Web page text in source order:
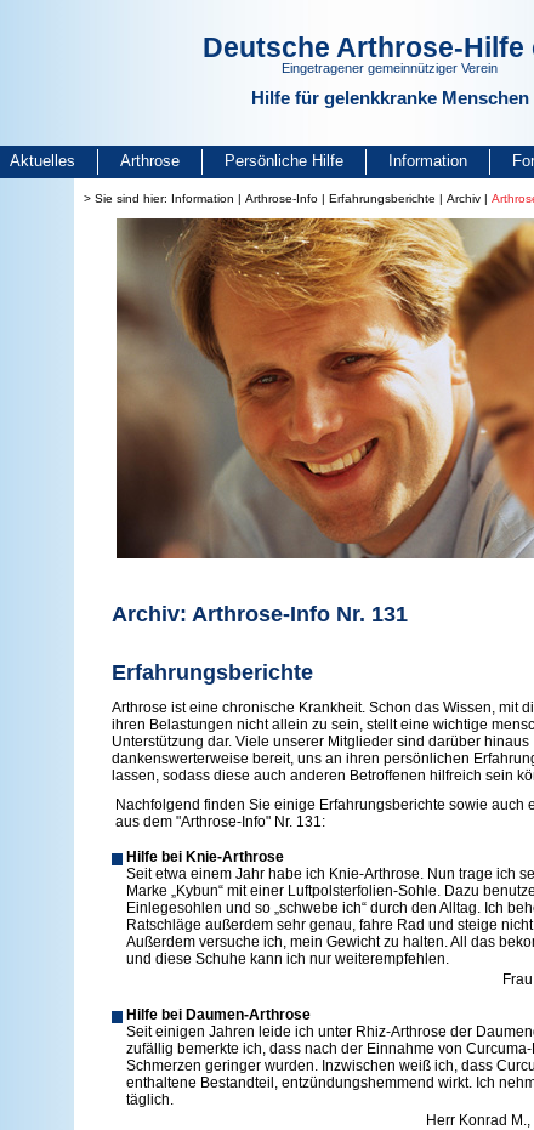
Deutsche Arthrose-Hilfe
Eingetragener gemeinnütziger Verein
Hilfe für gelenkkranke Menschen
Aktuelles Arthrose Persönliche Hilfe Information
> Sie sind hier: Information | Arthrose-Info | Erfahrungsberichte | Archiv |
Archiv: Arthrose-Info Nr. 131
Erfahrungsberichte
Arthrose ist eine chronische Krankheit. Schon das Wissen, mit
ihren Belastungen nicht allein zu sein, stellt eine wichtige
Unterstützung dar. Viele unserer Mitglieder sind darüber hinaus
dankenswerterweise bereit, uns an ihren persönlichen
lassen, sodass diese auch anderen Betroffenen hilfreich sein
Nachfolgend finden Sie einige Erfahrungsberichte sowie auch
aus dem "Arthrose-Info" Nr. 131:
Hilfe bei Knie-Arthrose
Seit etwa einem Jahr habe ich Knie-Arthrose. Nun trage ich
Marke „Kybun“ mit einer Luftpolsterfolien-Sohle. Dazu
Einlegesohlen und so „schwebe ich“ durch den Alltag. Ich
Ratschläge außerdem sehr genau, fahre Rad und steige
Außerdem versuche ich, mein Gewicht zu halten. All das
und diese Schuhe kann ich nur weiterempfehlen.
Hilfe bei Daumen-Arthrose
Seit einigen Jahren leide ich unter Rhiz-Arthrose der
zufällig bemerkte ich, dass nach der Einnahme von
Schmerzen geringer wurden. Inzwischen weiß ich, dass
enthaltene Bestandteil, entzündungshemmend wirkt. Ich
täglich.
Herr Konrad